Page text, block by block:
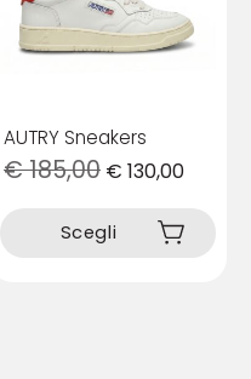
AUTRY Sneakers
€185,00 € 130,00
Scegli
prodotto